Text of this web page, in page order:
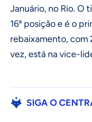
Januário, no Rio. O
16ª posição e é o
rebaixamento, com
vez, está na vice-
SIGA O